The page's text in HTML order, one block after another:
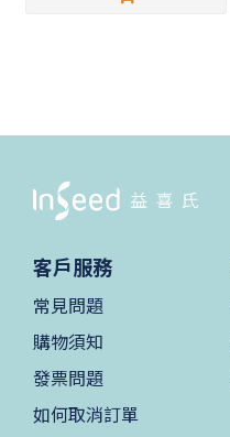
客戶服務
常見問題
購物須知
發票問題
如何取消訂單